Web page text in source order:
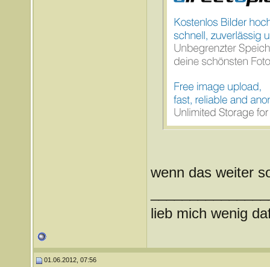
wenn das weiter
lieb mich wenig
01.06.2012, 07:56